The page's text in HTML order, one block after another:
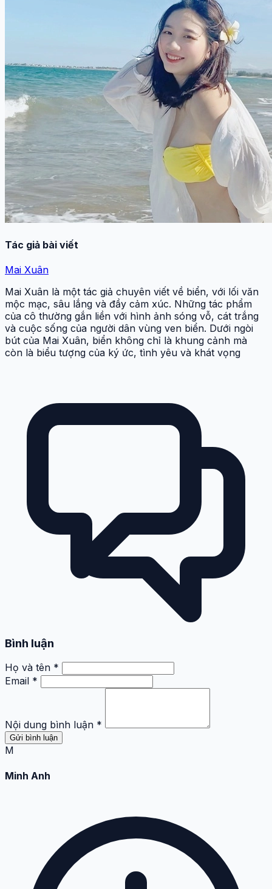
Tác giả bài viết
Mai Xuân
Mai Xuân là một tác giả chuyên viết về biển, với lối văn
mộc mạc, sâu lắng và đầy cảm xúc. Những tác phẩm
của cô thường gắn liền với hình ảnh sóng vỗ, cát trắng
và cuộc sống của người dân vùng ven biển. Dưới ngòi
bút của Mai Xuân, biển không chỉ là khung cảnh mà
còn là biểu tượng của ký ức, tình yêu và khát vọng
Bình luận
Họ và tên *
Email *
Nội dung bình luận *
Gửi bình luận
M
Minh Anh